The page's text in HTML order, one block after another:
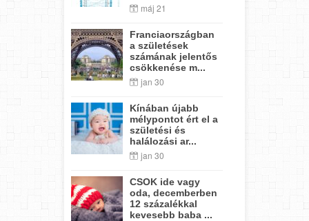
máj 21
Franciaországban
a születések
számának jelentős
csökkenése m...
jan 30
Kínában újabb
mélypontot ért el a
születési és
halálozási ar...
jan 30
CSOK ide vagy
oda, decemberben
12 százalékkal
kevesebb baba ...